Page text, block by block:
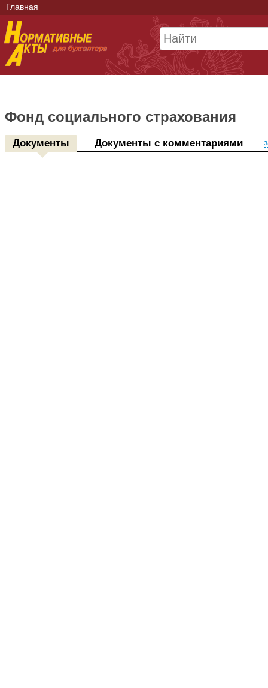
Главная
Фонд социального страхования
Документы Документы с комментариями